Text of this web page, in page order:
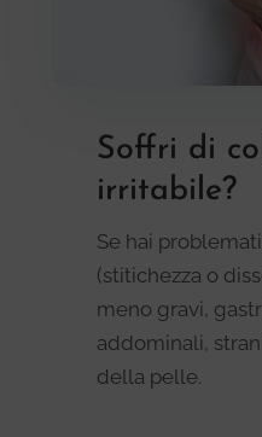
Soffri di
irritabile?
Se hai
(stitichezza o
meno gravi,
addominali,
della pelle.